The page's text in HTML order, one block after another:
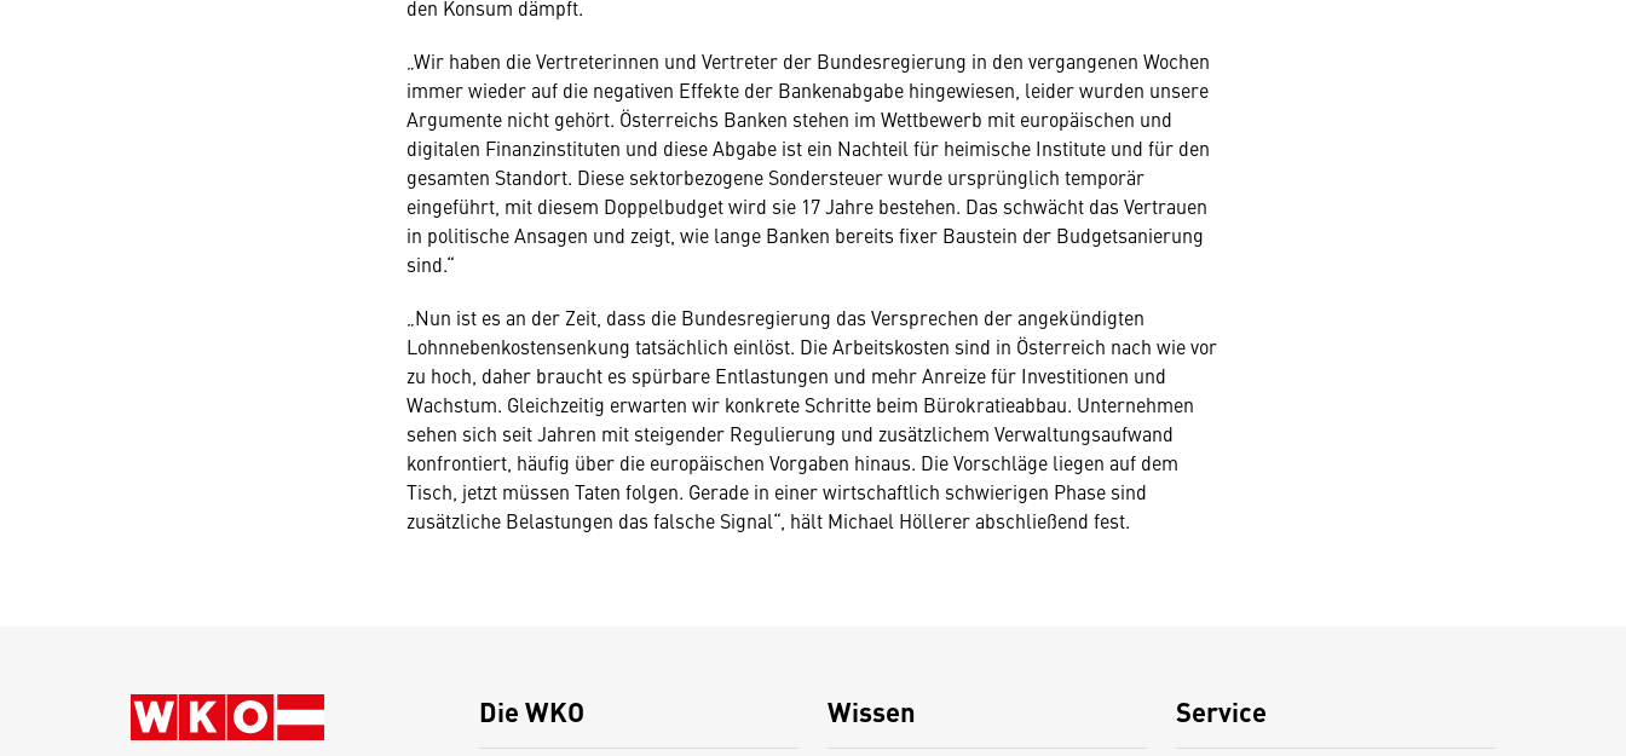
den Konsum dämpft.
„Wir haben die Vertreterinnen und Vertreter der Bundesregierung in den vergangenen Wochen
immer wieder auf die negativen Effekte der Bankenabgabe hingewiesen, leider wurden unsere
Argumente nicht gehört. Österreichs Banken stehen im Wettbewerb mit europäischen und
digitalen Finanzinstituten und diese Abgabe ist ein Nachteil für heimische Institute und für den
gesamten Standort. Diese sektorbezogene Sondersteuer wurde ursprünglich temporär
eingeführt, mit diesem Doppelbudget wird sie 17 Jahre bestehen. Das schwächt das Vertrauen
in politische Ansagen und zeigt, wie lange Banken bereits fixer Baustein der Budgetsanierung
sind.“
„Nun ist es an der Zeit, dass die Bundesregierung das Versprechen der angekündigten
Lohnnebenkostensenkung tatsächlich einlöst. Die Arbeitskosten sind in Österreich nach wie vor
zu hoch, daher braucht es spürbare Entlastungen und mehr Anreize für Investitionen und
Wachstum. Gleichzeitig erwarten wir konkrete Schritte beim Bürokratieabbau. Unternehmen
sehen sich seit Jahren mit steigender Regulierung und zusätzlichem Verwaltungsaufwand
konfrontiert, häufig über die europäischen Vorgaben hinaus. Die Vorschläge liegen auf dem
Tisch, jetzt müssen Taten folgen. Gerade in einer wirtschaftlich schwierigen Phase sind
zusätzliche Belastungen das falsche Signal“, hält Michael Höllerer abschließend fest.
Die WKO Wissen Service